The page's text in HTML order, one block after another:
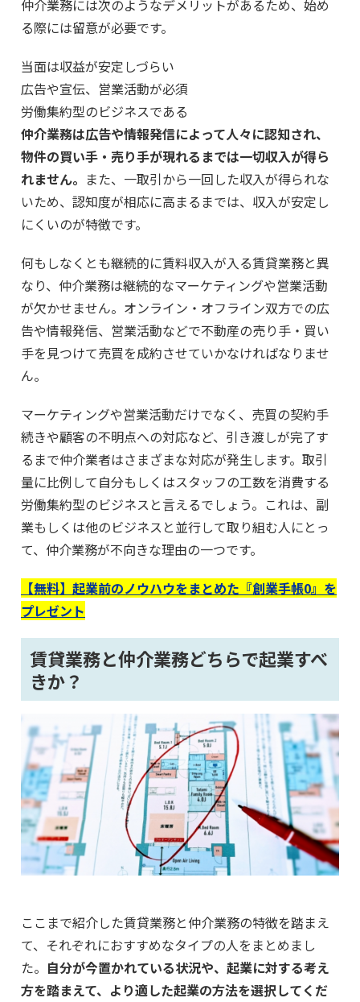
仲介業務には次のようなデメリットがあるため、始め
る際には留意が必要です。
当面は収益が安定しづらい
広告や宣伝、営業活動が必須
労働集約型のビジネスである
仲介業務は広告や情報発信によって人々に認知され、
物件の買い手・売り手が現れるまでは一切収入が得ら
れません。 また、一取引から一回した収入が得られな
いため、認知度が相応に高まるまでは、収入が安定し
にくいのが特徴です。
何もしなくとも継続的に賃料収入が入る賃貸業務と異
なり、仲介業務は継続的なマーケティングや営業活動
が欠かせません。オンライン・オフライン双方での広
告や情報発信、営業活動などで不動産の売り手・買い
手を見つけて売買を成約させていかなければなりませ
ん。
マーケティングや営業活動だけでなく、売買の契約手
続きや顧客の不明点への対応など、引き渡しが完了す
るまで仲介業者はさまざまな対応が発生します。取引
量に比例して自分もしくはスタッフの工数を消費する
労働集約型のビジネスと言えるでしょう。これは、副
業もしくは他のビジネスと並行して取り組む人にとっ
て、仲介業務が不向きな理由の一つです。
【無料】起業前のノウハウをまとめた『創業手帳0』を
プレゼント
賃貸業務と仲介業務どちらで起業すべ
きか？
ここまで紹介した賃貸業務と仲介業務の特徴を踏まえ
て、それぞれにおすすめなタイプの人をまとめまし
た。 自分が今置かれている状況や、起業に対する考え
方を踏まえて、より適した起業の方法を選択してくだ